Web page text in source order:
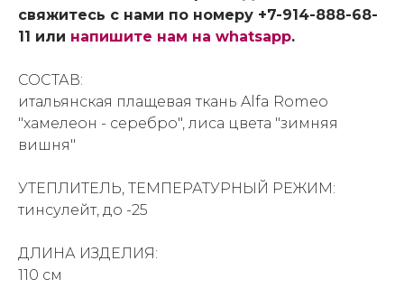
свяжитесь с нами по номеру +7-914-888-68-
11 или напишите нам на whatsapp.
СОСТАВ:
итальянская плащевая ткань Alfa Romeo
"хамелеон - серебро", лиса цвета "зимняя
вишня"
УТЕПЛИТЕЛЬ, ТЕМПЕРАТУРНЫЙ РЕЖИМ:
тинсулейт, до -25
ДЛИНА ИЗДЕЛИЯ:
110 см